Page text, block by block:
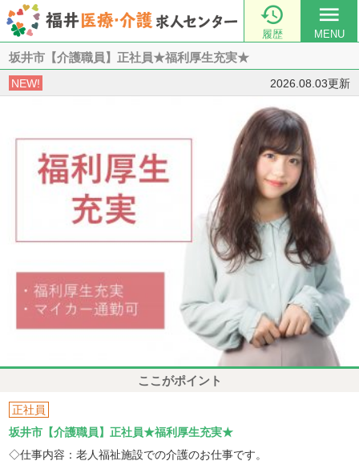

履歴
menu
MENU
坂井市【介護職員】正社員★福利厚生充実★
NEW! 2026.08.03更新
ここがポイント
正社員
坂井市【介護職員】正社員★福利厚生充実★
◇仕事内容：老人福祉施設での介護のお仕事です。